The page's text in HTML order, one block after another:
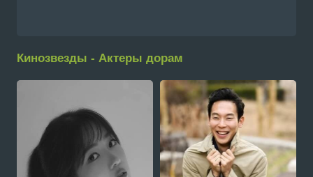
Кинозвезды - Актеры дорам